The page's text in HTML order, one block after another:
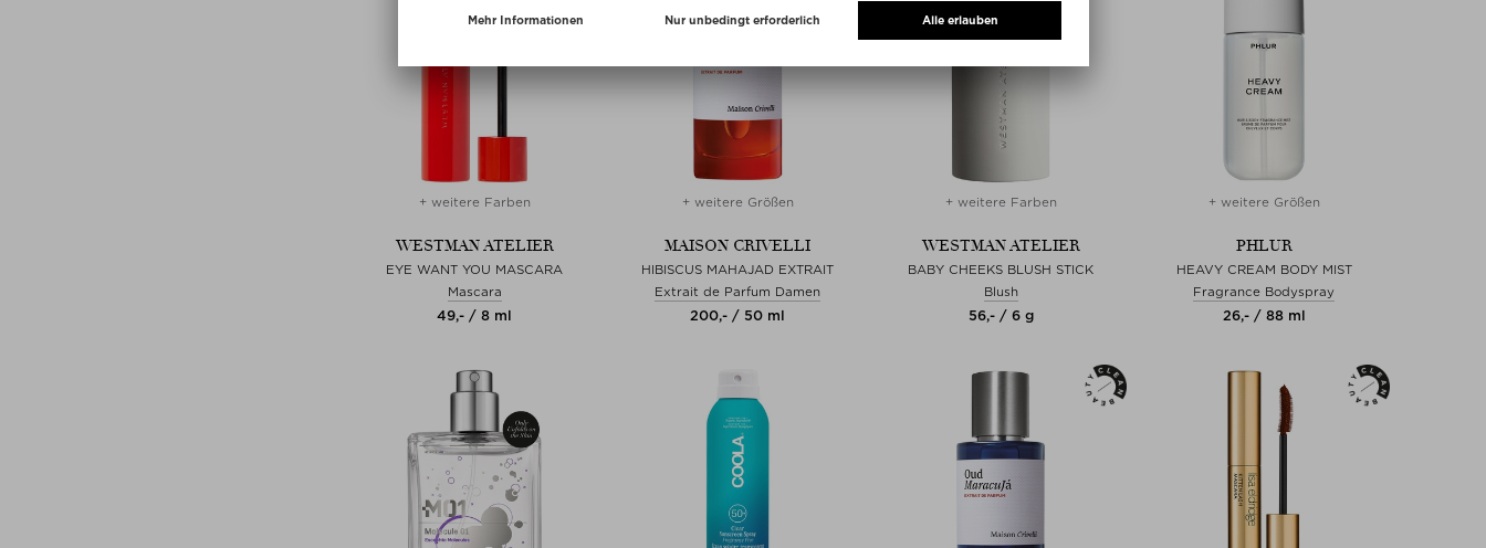
+ weitere Farben
WESTMAN ATELIER
EYE WANT YOU MASCARA
Mascara
49,- / 8 ml
+ weitere Größen
MAISON CRIVELLI
HIBISCUS MAHAJAD EXTRAIT
Extrait de Parfum Damen
200,- / 50 ml
+ weitere Farben
WESTMAN ATELIER
BABY CHEEKS BLUSH STICK
Blush
56,- / 6 g
+ weitere Größen
PHLUR
HEAVY CREAM BODY MIST
Fragrance Bodyspray
26,- / 88 ml